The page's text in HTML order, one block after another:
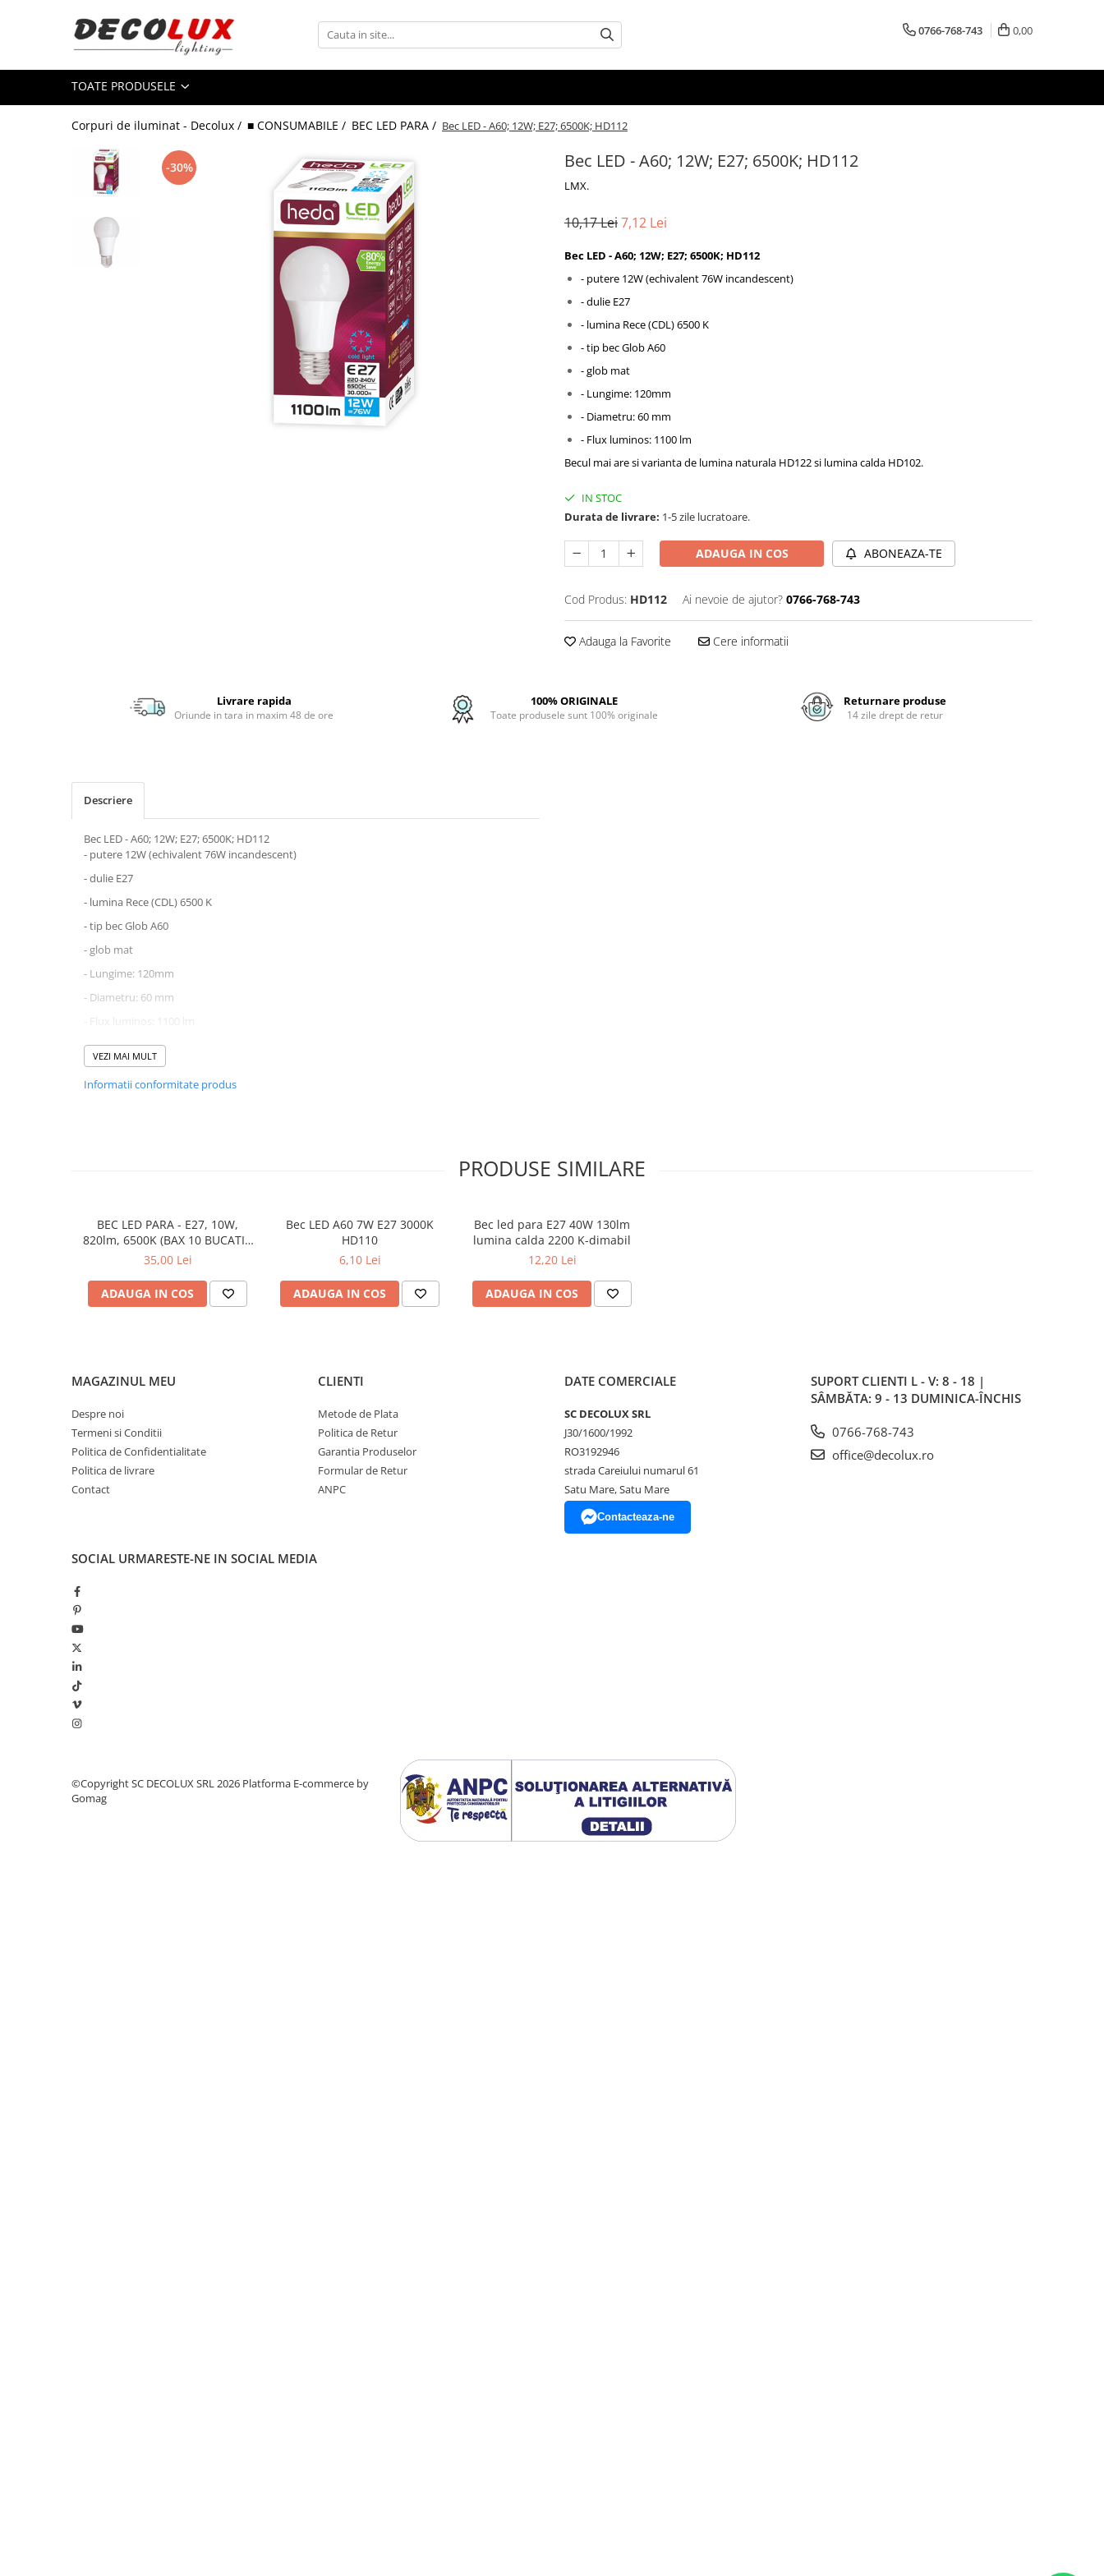
Toate Produsele
■ ILUMINAT DE INTERIOR
CANDELABRE & PENDULE CLASICE
APLICE CLASICE
PLAFONIERE CLASICE
VEIOZE CLASICE
CANDELABRE CRISTAL & PENDULE
ACCESORII & CABLU VINTAGE
PLAFONIERE COPII
SPOTURI APLICATE
LAMPADARE CRISTAL
VEIOZA VINTAGE
VEIOZE COPII
■ ILUMINAT DE EXTERIOR
APLICE EXTERIOR
PLAFONIERE & PENDULE DE
STALPI EXTERIOR
LAMPADARE & PENDULE DE
LAMPI PAVAJ & PISCINE
■ ILUMINAT TEHNIC
PLAFONIERE & LAMPI LED
PANOURI LED
SPOTURI APLICATE SI SUSPENSII
LAMPI EMERGENTA
BANDA LED & ACCESORII
■ ILUMINAT DECORATIV
SIRURI LED
FIGURINE & PROIECTOARE LED
■ CONSUMABILE
BEC LED PARA
BEC LED SFERIC
BEC LED LUMANARE
BEC LED DIVERSE
BEC VINTAGE
■ OGLINZI LED
0766-768-743 0,00
TOATE PRODUSELE
Corpuri de iluminat - Decolux / ■ CONSUMABILE / BEC LED PARA / Bec LED - A60; 12W; E27; 6500K; HD112
Bec LED - A60; 12W; E27; 6500K; HD112
LMX.
-30%
10,17 Lei7,12 Lei
Bec LED - A60; 12W; E27; 6500K; HD112
- putere 12W (echivalent 76W incandescent)
- dulie E27
- lumina Rece (CDL) 6500 K
- tip bec Glob A60
- glob mat
- Lungime: 120mm
- Diametru: 60 mm
- Flux luminos: 1100 lm
Becul mai are si varianta de lumina naturala HD122 si lumina calda HD102.
IN STOC
Durata de livrare: 1-5 zile lucratoare.
ADAUGA IN COS ABONEAZA-TE
Cod Produs: HD112 Ai nevoie de ajutor? 0766-768-743
Adauga la Favorite Cere informatii
Livrare rapida
Oriunde in tara in maxim 48 de ore
100% ORIGINALE
Toate produsele sunt 100% originale
Returnare produse
14 zile drept de retur
Descriere
Bec LED - A60; 12W; E27; 6500K; HD112
- putere 12W (echivalent 76W incandescent)
- dulie E27
- lumina Rece (CDL) 6500 K
- tip bec Glob A60
- glob mat
- Lungime: 120mm
- Diametru: 60 mm
- Flux luminos: 1100 lm
Becul mai are si varianta de lumina naturala HD122 si lumina calda HD102
VEZI MAI MULT
Informatii conformitate produs
PRODUSE SIMILARE
BEC LED PARA - E27, 10W,
820lm, 6500K (BAX 10 BUCATI -
35LEI)
35,00 Lei
ADAUGA IN COS
Bec LED A60 7W E27 3000K
HD110
6,10 Lei
ADAUGA IN COS
Bec led para E27 40W 130lm
lumina calda 2200 K-dimabil
12,20 Lei
ADAUGA IN COS
MAGAZINUL MEU
Despre noi
Termeni si Conditii
Politica de Confidentialitate
Politica de livrare
Contact
CLIENTI
Metode de Plata
Politica de Retur
Garantia Produselor
Formular de Retur
ANPC
DATE COMERCIALE
SC DECOLUX SRL
J30/1600/1992
RO3192946
strada Careiului numarul 61
Satu Mare, Satu Mare
Contacteaza-ne
SUPORT CLIENTI L - V: 8 - 18 |
SÂMBĂTA: 9 - 13 DUMINICA-ÎNCHIS
0766-768-743
office@decolux.ro
SOCIAL URMARESTE-NE IN SOCIAL MEDIA
©Copyright SC DECOLUX SRL 2026 Platforma E-commerce by
Gomag